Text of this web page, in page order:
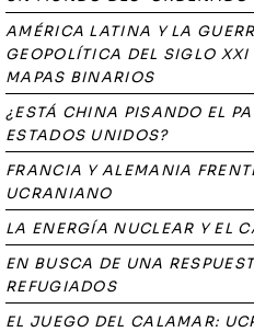
AMÉRICA LATINA Y LA
GEOPOLÍTICA DEL SIGLO
MAPAS BINARIOS
¿ESTÁ CHINA PISANDO EL
ESTADOS UNIDOS?
FRANCIA Y ALEMANIA
UCRANIANO
LA ENERGÍA NUCLEAR Y EL
EN BUSCA DE UNA
REFUGIADOS
EL JUEGO DEL CALAMAR: